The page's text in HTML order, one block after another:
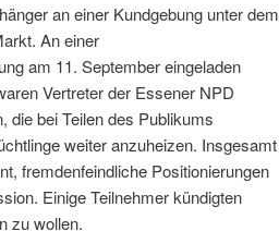
an einer Kundgebung unter dem
An einer
am 11. September eingeladen
Vertreter der Essener NPD
die bei Teilen des Publikums
weiter anzuheizen. Insgesamt
fremdenfeindliche Positionierungen
Einige Teilnehmer kündigten
zu wollen.